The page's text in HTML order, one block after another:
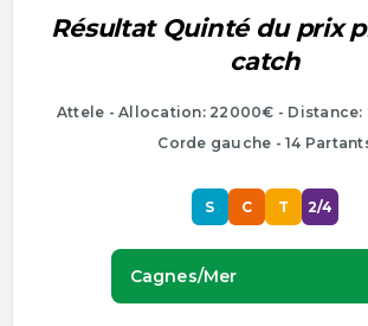
Résultat Quinté du prix
catch
Attele - Allocation: 22000€ - Distance:
Corde gauche - 14
S C T 2/4
Cagnes/mer